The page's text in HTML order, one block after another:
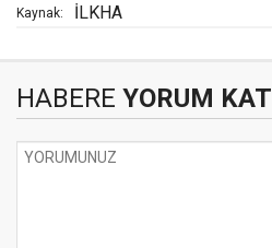
Kaynak: İLKHA
HABERE YORUM KAT